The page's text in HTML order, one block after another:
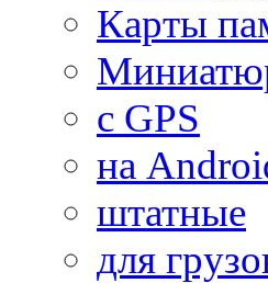
Карты
с GPS
на
штатные
для